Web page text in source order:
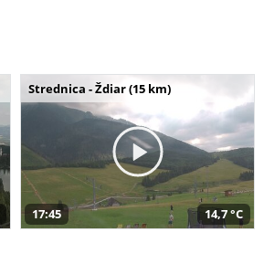
Strednica - Ždiar (15 km)
17:45 14,7 °C